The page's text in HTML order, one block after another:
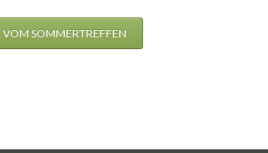
VOM SOMMERTREFFEN